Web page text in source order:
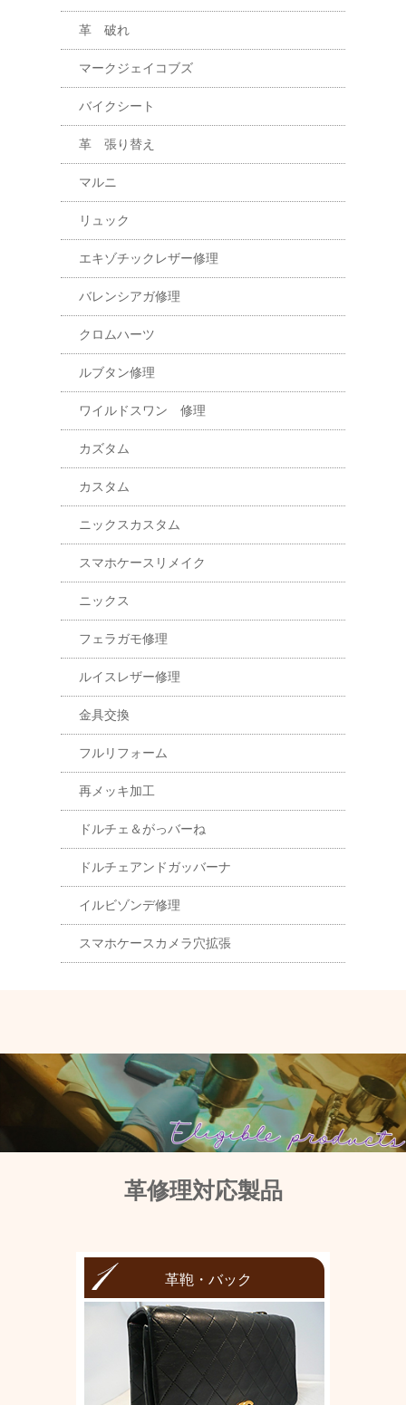
革 破れ
マークジェイコブズ
バイクシート
革 張り替え
マルニ
リュック
エキゾチックレザー修理
バレンシアガ修理
クロムハーツ
ルブタン修理
ワイルドスワン 修理
カズタム
カスタム
ニックスカスタム
スマホケースリメイク
ニックス
フェラガモ修理
ルイスレザー修理
金具交換
フルリフォーム
再メッキ加工
ドルチェ＆がっバーね
ドルチェアンドガッバーナ
イルビゾンデ修理
スマホケースカメラ穴拡張
革修理対応製品
革鞄・バック